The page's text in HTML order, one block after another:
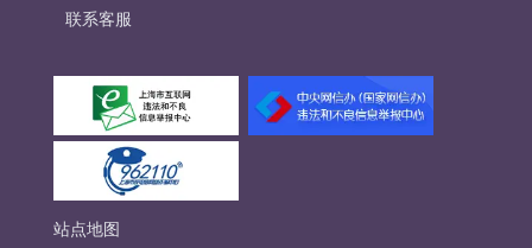
联系客服
站点地图